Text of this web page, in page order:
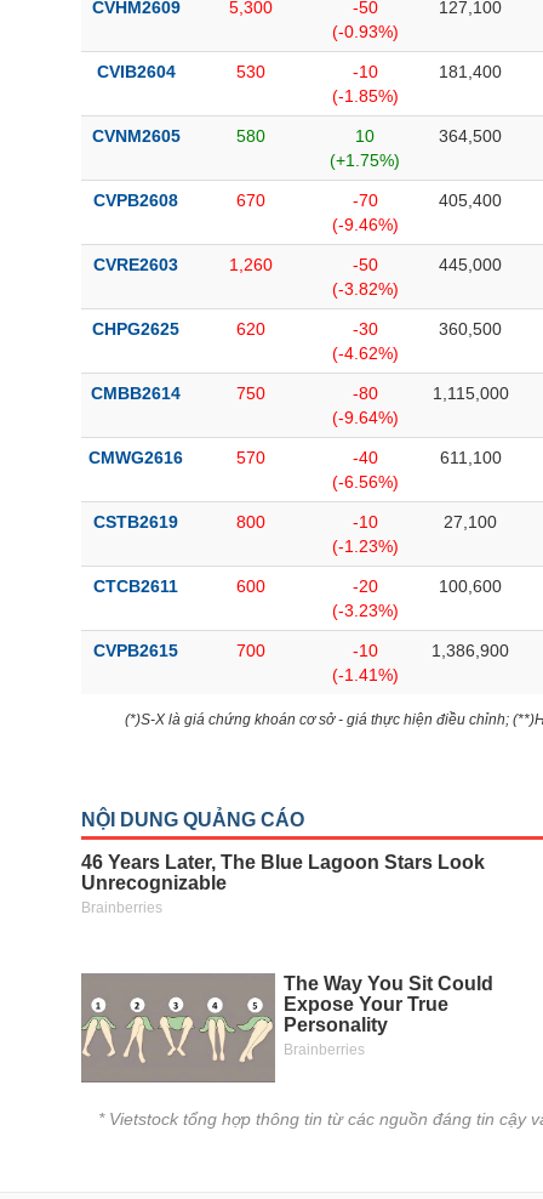
CVHM2609 5,300
-50
(-0.93%)
127,100
CVIB2604 530
-10
(-1.85%)
181,400
CVNM2605 580
10
(+1.75%)
364,500
CVPB2608 670
-70
(-9.46%)
405,400
CVRE2603 1,260
-50
(-3.82%)
445,000
CHPG2625 620
-30
(-4.62%)
360,500
CMBB2614 750
-80
(-9.64%)
1,115,000
CMWG2616 570
-40
(-6.56%)
611,100
CSTB2619 800
-10
(-1.23%)
27,100
CTCB2611 600
-20
(-3.23%)
100,600
CVPB2615 700
-10
(-1.41%)
1,386,900
(*)S-X là giá chứng khoán cơ sở - giá thực hiện điều chỉnh;
* Vietstock tổng hợp thông tin từ các nguồn đáng tin cậy